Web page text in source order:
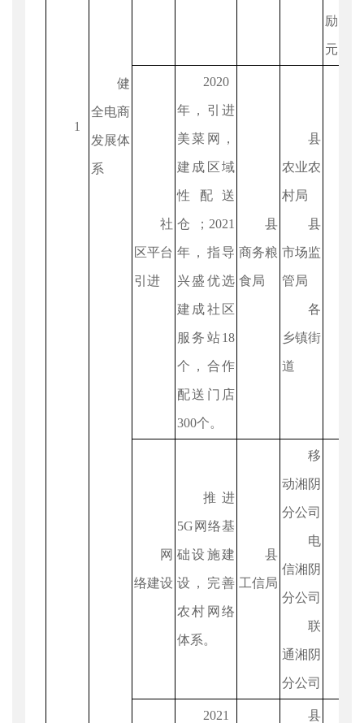
1
健
全电商
发展体
系
励5
元。
社
区平台
引进
2020
年，引进
美菜网，
建成区域
性配送
仓；2021
年，指导
兴盛优选
建成社区
服务站18
个，合作
配送门店
300个。
县
商务粮
食局
县
农业农
村局
县
市场监
管局
各
乡镇街
道
网
络建设
推进
5G网络基
础设施建
设，完善
农村网络
体系。
县
工信局
移
动湘阴
分公司
电
信湘阴
分公司
联
通湘阴
分公司
2021 县